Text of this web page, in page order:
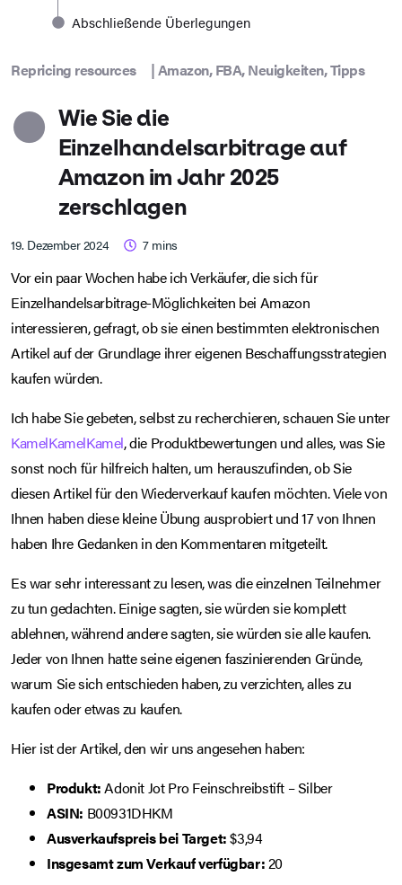
Abschließende Überlegungen
Repricing resources |Amazon,FBA,Neuigkeiten,Tipps
Wie Sie die
Einzelhandelsarbitrage auf
Amazon im Jahr 2025
zerschlagen
19. Dezember 2024 7 mins
Vor ein paar Wochen habe ich Verkäufer, die sich für
Einzelhandelsarbitrage-Möglichkeiten bei Amazon
interessieren, gefragt, ob sie einen bestimmten elektronischen
Artikel auf der Grundlage ihrer eigenen Beschaffungsstrategien
kaufen würden.
Ich habe Sie gebeten, selbst zu recherchieren, schauen Sie unter
KamelKamelKamel, die Produktbewertungen und alles, was Sie
sonst noch für hilfreich halten, um herauszufinden, ob Sie
diesen Artikel für den Wiederverkauf kaufen möchten. Viele von
Ihnen haben diese kleine Übung ausprobiert und 17 von Ihnen
haben Ihre Gedanken in den Kommentaren mitgeteilt.
Es war sehr interessant zu lesen, was die einzelnen Teilnehmer
zu tun gedachten. Einige sagten, sie würden sie komplett
ablehnen, während andere sagten, sie würden sie alle kaufen.
Jeder von Ihnen hatte seine eigenen faszinierenden Gründe,
warum Sie sich entschieden haben, zu verzichten, alles zu
kaufen oder etwas zu kaufen.
Hier ist der Artikel, den wir uns angesehen haben:
Produkt:Adonit Jot Pro Feinschreibstift – Silber
ASIN: B00931DHKM
Ausverkaufspreis bei Target:$3,94
Insgesamt zum Verkauf verfügbar:20